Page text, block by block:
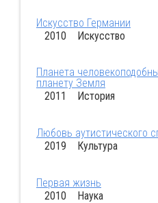
Искусство Германии
2010 Искусство
Планета
планету Земля
2011 История
Любовь аутистического
2019 Культура
Первая жизнь
2010 Наука